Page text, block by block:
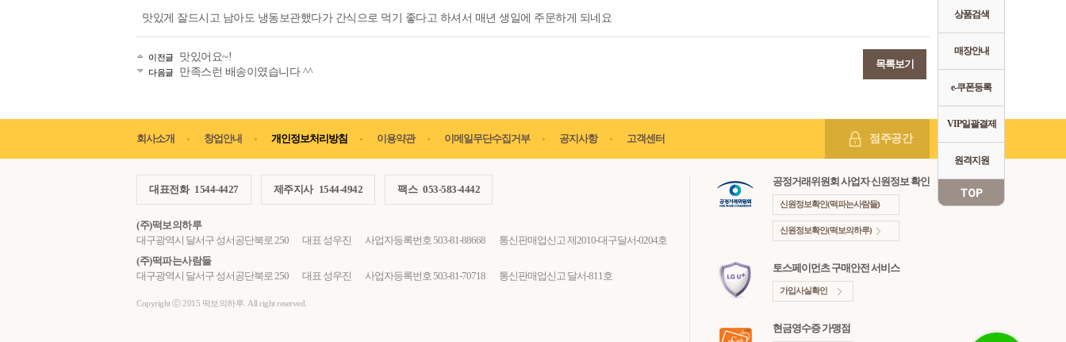
상품검색
매장안내
e-쿠폰등록
VIP일괄결제
원격지원
맛있게 잘드시고 남아도 냉동보관했다가 간식으로 먹기 좋다고 하셔서 매년 생일에 주문하게 되네요
이전글 맛있어요~!
다음글 만족스런 배송이였습니다 ^^
목록보기
회사소개 창업안내 개인정보처리방침 이용약관 이메일무단수집거부 공지사항 고객센터 점주공간
대표전화 1544-4427 제주지사 1544-4942 팩스 053-583-4442
(주)떡보의하루
대구광역시 달서구 성서공단북로 250
대표 성우진 사업자등록번호 503-81-88668
통신판매업신고 제2010-대구달서-0204호
(주)떡파는사람들
대구광역시 달서구 성서공단북로 250
대표 성우진 사업자등록번호 503-81-70718 통신판매업신고 달서-811호
Copyright ⓒ 2015 떡보의하루. All right reserved.
공정거래위원회 사업자 신원정보 확인
신원정보확인(떡파는사람들)
신원정보확인(떡보의하루)
토스페이먼츠 구매안전 서비스
가입사실확인
현금영수증 가맹점